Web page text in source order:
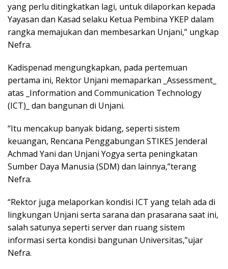
yang perlu ditingkatkan lagi, untuk dilaporkan kepada
Yayasan dan Kasad selaku Ketua Pembina YKEP dalam
rangka memajukan dan membesarkan Unjani,” ungkap
Nefra.
Kadispenad mengungkapkan, pada pertemuan
pertama ini, Rektor Unjani memaparkan _Assessment_
atas _Information and Communication Technology
(ICT)_ dan bangunan di Unjani.
“Itu mencakup banyak bidang, seperti sistem
keuangan, Rencana Penggabungan STIKES Jenderal
Achmad Yani dan Unjani Yogya serta peningkatan
Sumber Daya Manusia (SDM) dan lainnya,”terang
Nefra.
“Rektor juga melaporkan kondisi ICT yang telah ada di
lingkungan Unjani serta sarana dan prasarana saat ini,
salah satunya seperti server dan ruang sistem
informasi serta kondisi bangunan Universitas,”ujar
Nefra.